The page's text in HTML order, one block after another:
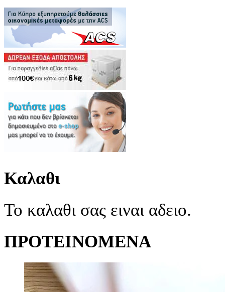
Καλαθι
Το καλαθι σας ειναι αδειο.
ΠΡΟΤΕΙΝΟΜΕΝΑ